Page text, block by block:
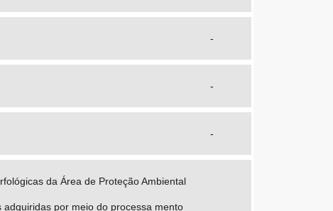
-
-
-
da Área de Proteção Ambiental
por meio do processa mento